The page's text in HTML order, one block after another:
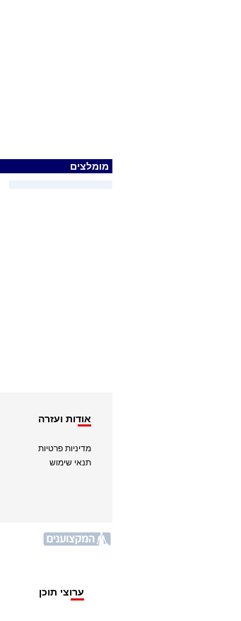
מומלצים
אודות ועזרה
מדיניות פרטיות
תנאי שימוש
ערוצי תוכן